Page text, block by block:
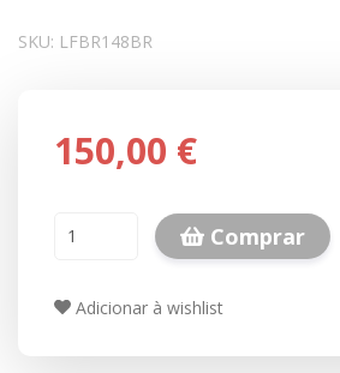
SKU: LFBR148BR
150,00 €
Comprar
Adicionar à wishlist